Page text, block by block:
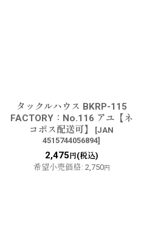
タックルハウス BKRP-115
FACTORY：No.116 アユ【ネ
コポス配送可】
[JAN
4515744056894]
2,475 円(税込)
希望小売価格: 2,750円